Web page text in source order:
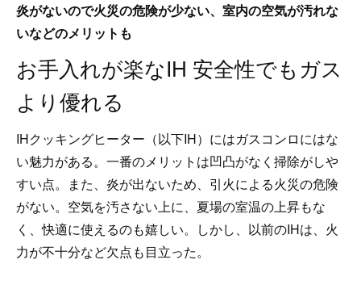
炎がないので火災の危険が少ない、室内の空気が汚れな
いなどのメリットも
お手入れが楽なIH 安全性でもガス
より優れる
IHクッキングヒーター（以下IH）にはガスコンロにはな
い魅力がある。一番のメリットは凹凸がなく掃除がしや
すい点。また、炎が出ないため、引火による火災の危険
がない。空気を汚さない上に、夏場の室温の上昇もな
く、快適に使えるのも嬉しい。しかし、以前のIHは、火
力が不十分など欠点も目立った。